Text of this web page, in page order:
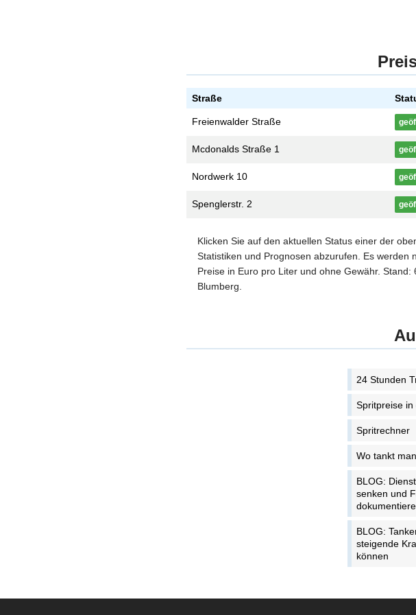
Straße
Freienwalder Straße
Mcdonalds Straße 1
Nordwerk 10
Spenglerstr. 2
Klicken Sie auf den aktuellen Status einer der
Statistiken und Prognosen abzurufen. Es werden
Preise in Euro pro Liter und ohne Gewähr.
Blumberg.
24 Stunden
Spritpreise
Spritrechner
Wo tankt
BLOG:
senken und
BLOG:
steigende
können